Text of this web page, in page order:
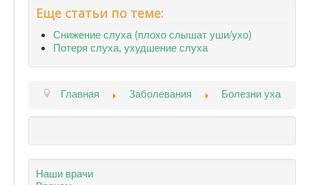
Еще статьи по теме:
Снижение слуха (плохо слышат уши/ухо)
Потеря слуха, ухудшение слуха
Главная Заболевания Болезни уха
Наши врачи